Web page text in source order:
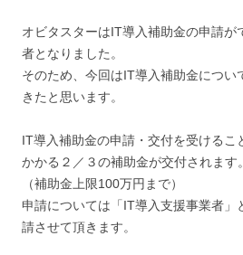
オビタスターはIT導入補助金の申請が
者となりました。
そのため、今回はIT導入補助金につい
きたと思います。
IT導入補助金の申請・交付を受けるこ
かかる２／３の補助金が交付されます。
（補助金上限100万円まで）
申請については「IT導入支援事業者」
請させて頂きます。